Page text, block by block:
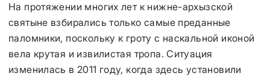
На протяжении многих лет к нижне-архызской
святыне взбирались только самые преданные
паломники, поскольку к гроту с наскальной иконой
вела крутая и извилистая тропа. Ситуация
изменилась в 2011 году, когда здесь установили